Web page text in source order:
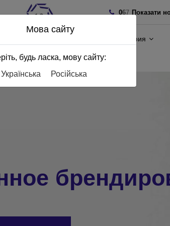
067 Показати
Полиграфия
Мова сайту
будь ласка, мову сайту:
Українська
Російська